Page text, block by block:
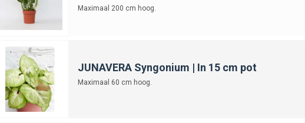
vaak moet ik slaapkamerplanten water geven?
slaapkamerplanten veilig voor huisdieren?
planten de nachtrust beïnvloeden?
Maximaal 200 cm hoog.
JUNAVERA Syngonium | In 15 cm pot
Maximaal 60 cm hoog.